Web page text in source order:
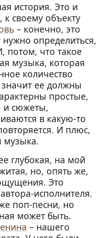
история. Это и
своему объекту
– конечно, это
определиться,
потом, что такое
музыка, которая
количество
значит ее должны
простые,
и сюжеты,
в какую-то
И плюс,
музыка.
глубокая, на мой
но, опять же,
Это
исполнителя.
поп-песни, но
может быть.
– нашего